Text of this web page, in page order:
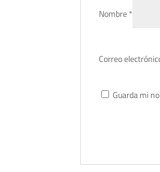
Nombre*
Correo
Guarda mi